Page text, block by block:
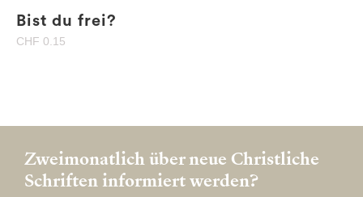
Bist du frei?
CHF 0.15
Zweimonatlich über neue Christliche
Schriften informiert werden?